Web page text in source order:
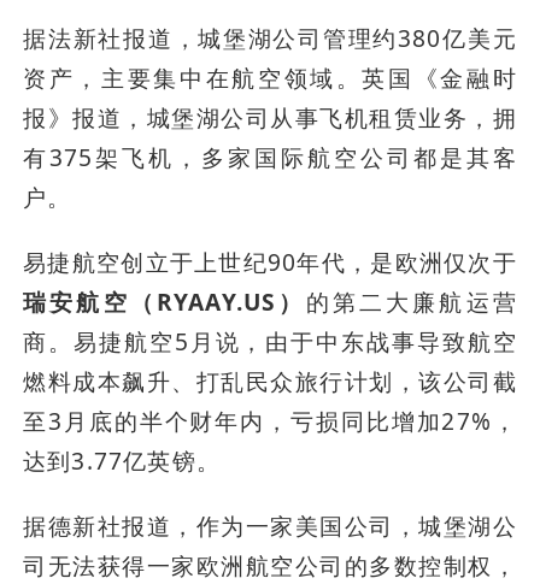
据法新社报道，城堡湖公司管理约380亿美元
资产，主要集中在航空领域。英国《金融时
报》报道，城堡湖公司从事飞机租赁业务，拥
有375架飞机，多家国际航空公司都是其客
户。
易捷航空创立于上世纪90年代，是欧洲仅次于
瑞安航空（RYAAY.US） 的第二大廉航运营
商。易捷航空5月说，由于中东战事导致航空
燃料成本飙升、打乱民众旅行计划，该公司截
至3月底的半个财年内，亏损同比增加27%，
达到3.77亿英镑。
据德新社报道，作为一家美国公司，城堡湖公
司无法获得一家欧洲航空公司的多数控制权，